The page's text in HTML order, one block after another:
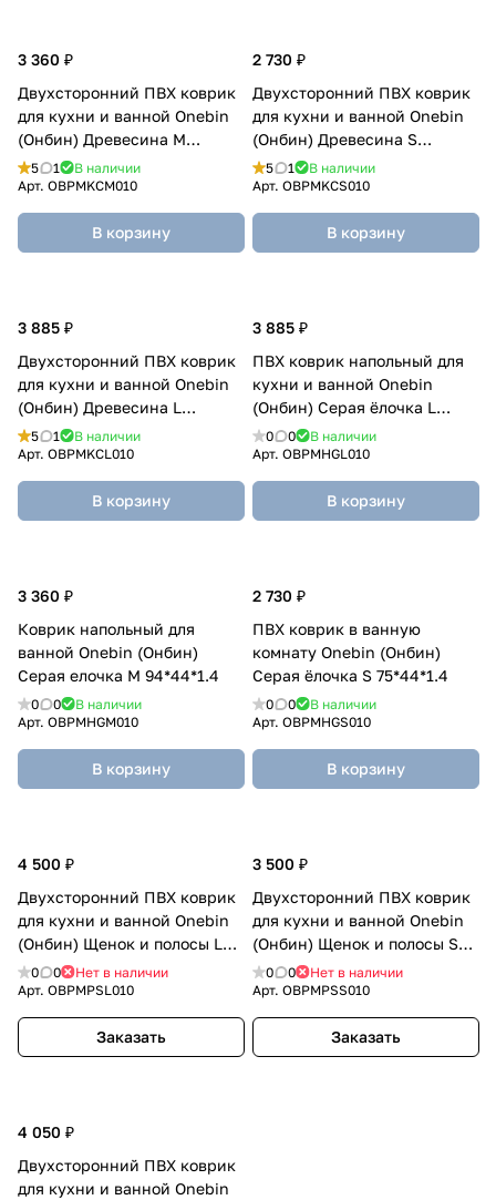
3 360 ₽
Двухсторонний ПВХ коврик
для кухни и ванной Onebin
(Онбин) Древесина M
94*44*1.4
5 1
В наличии
Арт. OBPMKCM010
В корзину
2 730 ₽
Двухсторонний ПВХ коврик
для кухни и ванной Onebin
(Онбин) Древесина S
75*44*1.4
5 1
В наличии
Арт. OBPMKCS010
В корзину
3 885 ₽
Двухсторонний ПВХ коврик
для кухни и ванной Onebin
(Онбин) Древесина L
120*44*1.4
5 1
В наличии
Арт. OBPMKCL010
В корзину
3 885 ₽
ПВХ коврик напольный для
кухни и ванной Onebin
(Онбин) Серая ёлочка L
120*44*1.4
0 0
В наличии
Арт. OBPMHGL010
В корзину
3 360 ₽
Коврик напольный для
ванной Onebin (Онбин)
Серая елочка M 94*44*1.4
0 0
В наличии
Арт. OBPMHGM010
В корзину
2 730 ₽
ПВХ коврик в ванную
комнату Onebin (Онбин)
Серая ёлочка S 75*44*1.4
0 0
В наличии
Арт. OBPMHGS010
В корзину
4 500 ₽
Двухсторонний ПВХ коврик
для кухни и ванной Onebin
(Онбин) Щенок и полосы L
120*44*1.4
0 0
Нет в наличии
Арт. OBPMPSL010
Заказать
3 500 ₽
Двухсторонний ПВХ коврик
для кухни и ванной Onebin
(Онбин) Щенок и полосы S
75*44*1.4
0 0
Нет в наличии
Арт. OBPMPSS010
Заказать
4 050 ₽
Двухсторонний ПВХ коврик
для кухни и ванной Onebin